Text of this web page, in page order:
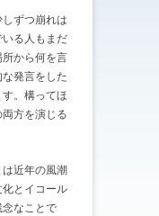
ずつ崩れは
る人もまだ
から何を言
発言をした
。構ってほ
方を演じる
近年の風潮
とイコール
なことで